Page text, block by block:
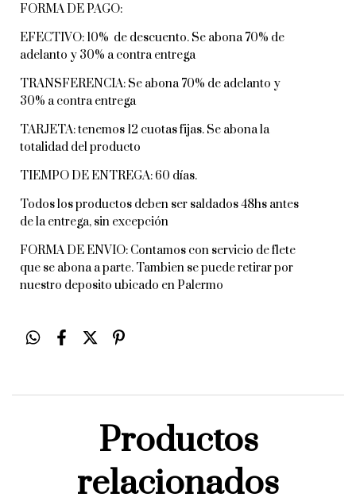
FORMA DE PAGO:
EFECTIVO: 10% de descuento. Se abona 70% de
adelanto y 30% a contra entrega
TRANSFERENCIA: Se abona 70% de adelanto y
30% a contra entrega
TARJETA: tenemos 12 cuotas fijas. Se abona la
totalidad del producto
TIEMPO DE ENTREGA: 60 días.
Todos los productos deben ser saldados 48hs antes
de la entrega, sin excepción
FORMA DE ENVIO: Contamos con servicio de flete
que se abona a parte. Tambien se puede retirar por
nuestro deposito ubicado en Palermo
Productos
relacionados